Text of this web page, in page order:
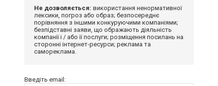
Не дозволяється: використання ненормативної
лексики, погроз або образ; безпосереднє
порівняння з іншими конкуруючими компаніями;
безпідставні заяви, що ображають діяльність
компанії і / або її послуги; розміщення посилань на
сторонні інтернет-ресурси; реклама та
самореклама.
Введіть email: